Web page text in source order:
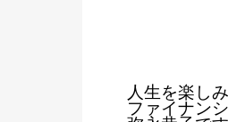
人生を楽し
ファイナン